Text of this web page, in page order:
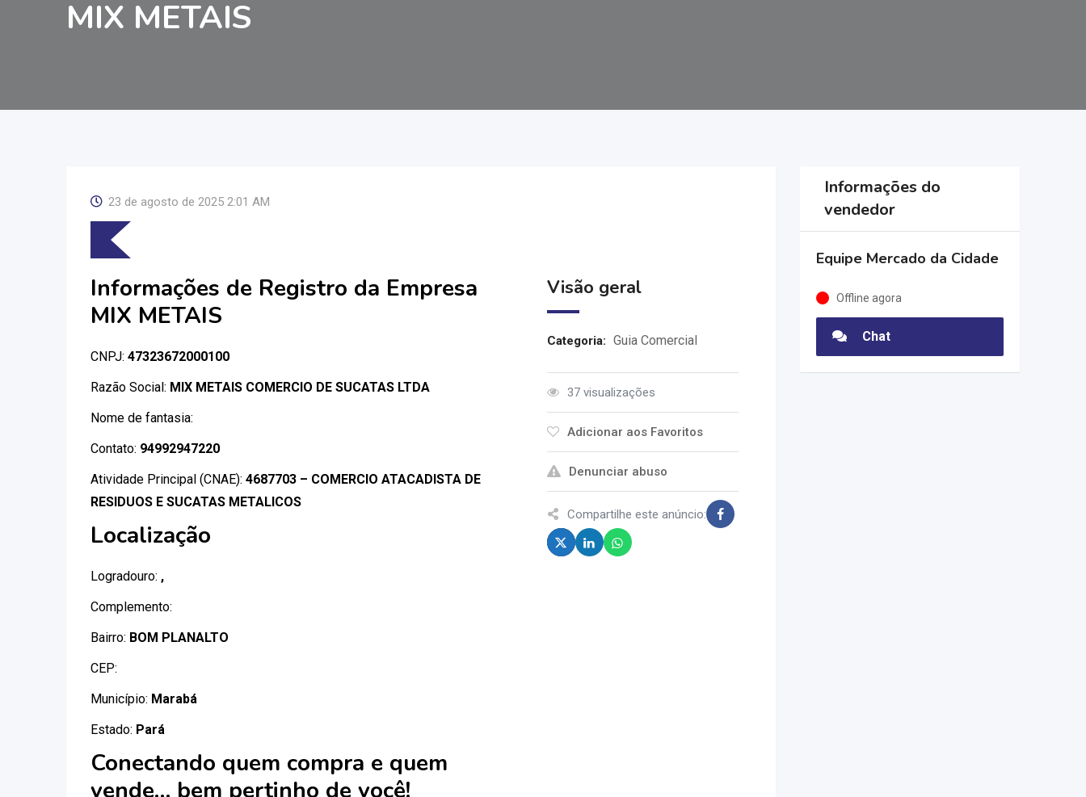
MIX METAIS
23 de agosto de 2025 2:01 AM
Informações de Registro da Empresa
MIX METAIS
CNPJ: 47323672000100
Razão Social: MIX METAIS COMERCIO DE SUCATAS LTDA
Nome de fantasia:
Contato: 94992947220
Atividade Principal (CNAE): 4687703 – COMERCIO ATACADISTA DE
RESIDUOS E SUCATAS METALICOS
Localização
Logradouro: ,
Complemento:
Bairro: BOM PLANALTO
CEP:
Município: Marabá
Estado: Pará
Conectando quem compra e quem
vende… bem pertinho de você!
Visão geral
Categoria: Guia Comercial
37 visualizações
Adicionar aos Favoritos
Denunciar abuso
Compartilhe este anúncio:
Informações do
vendedor
Equipe Mercado da Cidade
Offline agora
Chat